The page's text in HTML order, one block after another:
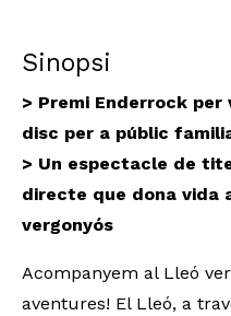
Sinopsi
> Premi Enderrock
disc per a públic
> Un espectacle de
directe que dona vida
vergonyós
Acompanyem al Lleó
aventures! El Lleó, a